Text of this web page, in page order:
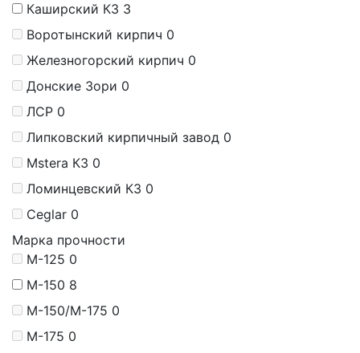
Каширский КЗ 3
Воротынский кирпич 0
Железногорский кирпич 0
Донские Зори 0
ЛСР 0
Липковский кирпичный завод 0
Mstera КЗ 0
Ломинцевский КЗ 0
Ceglar 0
Марка прочности
М-125 0
М-150 8
М-150/M-175 0
М-175 0